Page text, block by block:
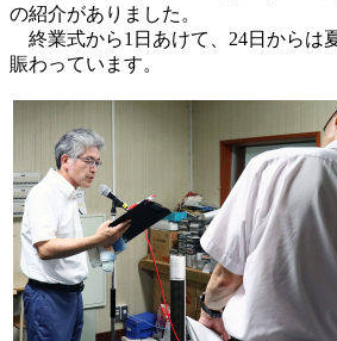
の紹介がありました。
終業式から1日あけて、24日からは
賑わっています。